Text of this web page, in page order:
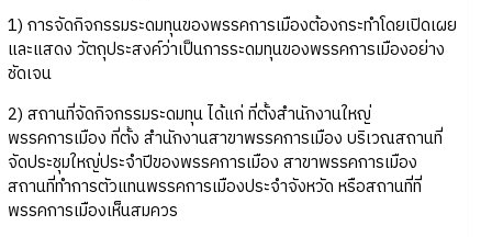
1) การจัดกิจกรรมระดมทุนของพรรคการเมืองต้องกระทำโดยเปิดเผย
และแสดง วัตถุประสงค์ว่าเป็นการระดมทุนของพรรคการเมืองอย่าง
ชัดเจน
2) สถานที่จัดกิจกรรมระดมทุน ได้แก่ ที่ตั้งสำนักงานใหญ่
พรรคการเมือง ที่ตั้ง สำนักงานสาขาพรรคการเมือง บริเวณสถานที่
จัดประชุมใหญ่ประจำปีของพรรคการเมือง สาขาพรรคการเมือง
สถานที่ทำการตัวแทนพรรคการเมืองประจำจังหวัด หรือสถานที่ที่
พรรคการเมืองเห็นสมควร